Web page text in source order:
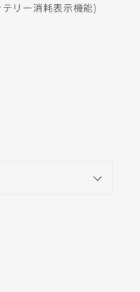
リー消耗表示機能)